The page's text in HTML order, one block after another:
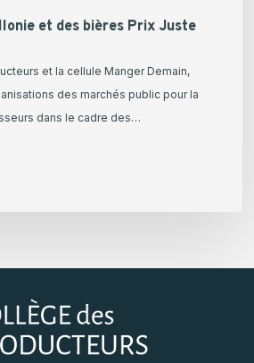
et des bières Prix Juste
et la cellule Manger Demain,
des marchés public pour la
dans le cadre des…